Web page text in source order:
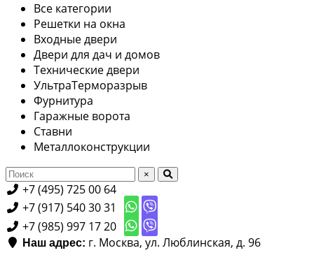
Все категории
Решетки на окна
Входные двери
Двери для дач и домов
Технические двери
УльтраТерморазрыв
Фурнитура
Гаражные ворота
Ставни
Металлоконструкции
×
+7 (495) 725 00 64
+7 (917) 540 30 31
+7 (985) 997 17 20
Наш адрес: г. Москва, ул. Люблинская, д. 96